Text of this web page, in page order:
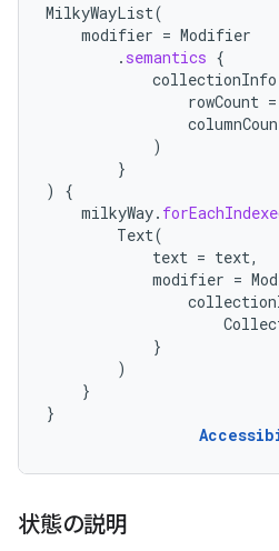
MilkyWayList(
modifier = Modifier
. semantics {
collectionInfo
rowCount =
)
}
)
{
milkyWay.
Text(
text = text,
modifier =
}
)
}
}
状態の説明